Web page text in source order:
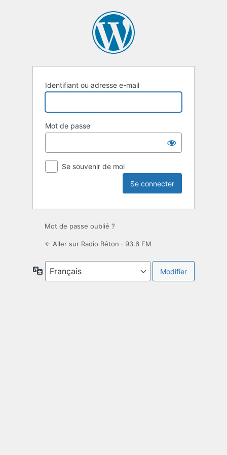
Identifiant ou adresse e-mail
Mot de passe
Se souvenir de moi
Mot de passe oublié ?
← Aller sur Radio Béton · 93.6 FM
Langue